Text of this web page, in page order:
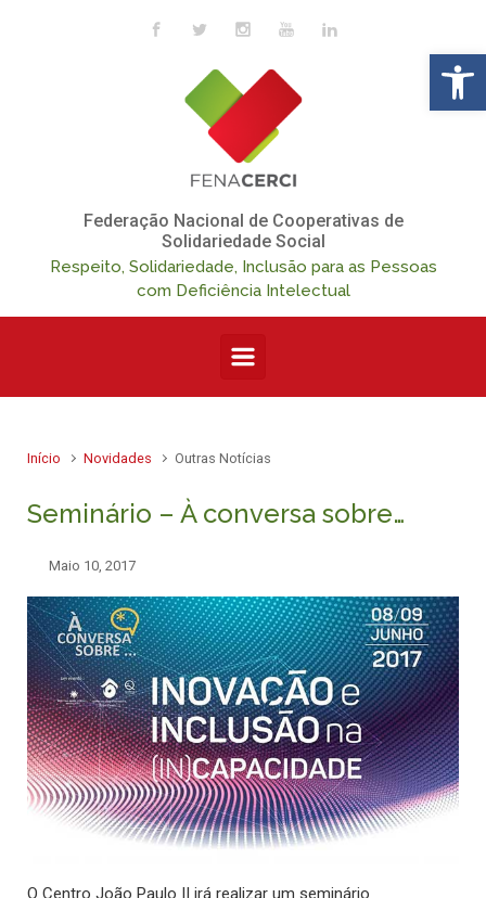
Skip to main content
Federação Nacional de Cooperativas de
Solidariedade Social
Respeito, Solidariedade, Inclusão para as Pessoas
com Deficiência Intelectual
Início Novidades Outras Notícias
Seminário – À conversa sobre…
Maio 10, 2017
O Centro João Paulo II irá realizar um seminário